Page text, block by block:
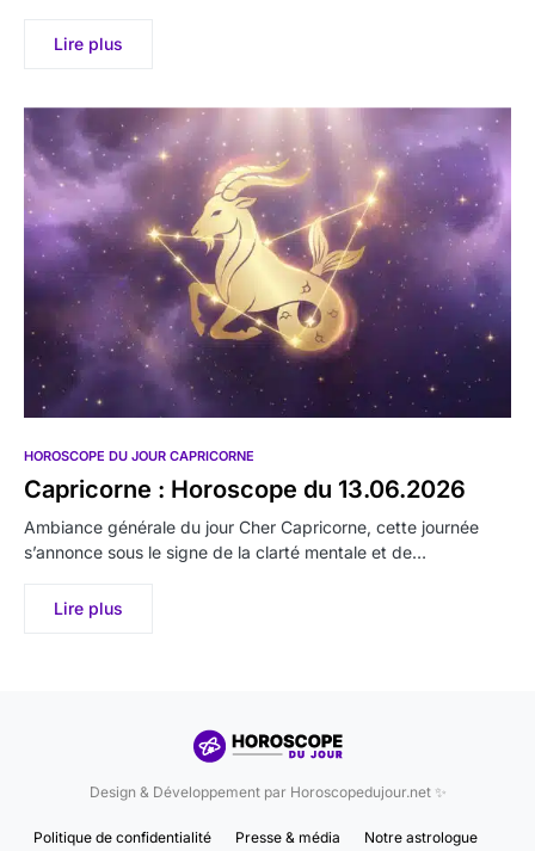
Lire plus
HOROSCOPE DU JOUR CAPRICORNE
Capricorne : Horoscope du 13.06.2026
Ambiance générale du jour Cher Capricorne, cette journée
s’annonce sous le signe de la clarté mentale et de…
Lire plus
Design & Développement par Horoscopedujour.net ✨
Politique de confidentialité Presse & média Notre astrologue